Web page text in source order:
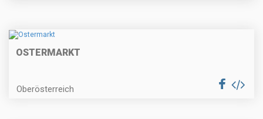
OSTERMARKT
Oberösterreich